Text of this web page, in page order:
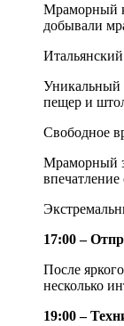
Мраморный
добывали
Уникальный
пещер и
Свободное
Мраморный
впечатление
17:00 –
После
несколько
19:00 –